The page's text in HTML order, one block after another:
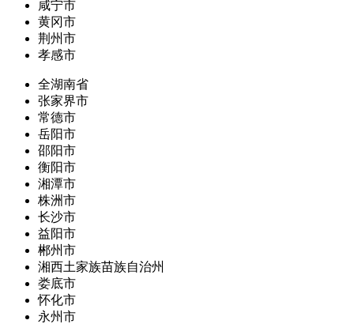
咸宁市
黄冈市
荆州市
孝感市
全湖南省
张家界市
常德市
岳阳市
邵阳市
衡阳市
湘潭市
株洲市
长沙市
益阳市
郴州市
湘西土家族苗族自治州
娄底市
怀化市
永州市